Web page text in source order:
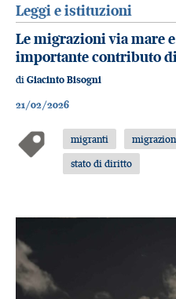
Leggi e istituzioni
Le migrazioni via mare
importante contributo
di Giacinto Bisogni
21/02/2026
migranti
stato di diritto